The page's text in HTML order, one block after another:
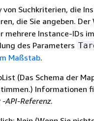
von Suchkriterien, die
die Sie angeben. Der
mehrere Instance-IDs
des Parameters
Maßstab.
(Das Schema der
Informationen
API-Referenz.